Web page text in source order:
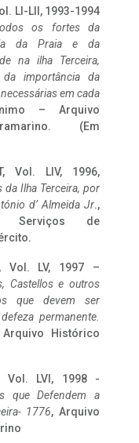
LI-LII, 1993-1994
os fortes da
da Praia e da
na ilha Terceira,
importância da
em cada
– Arquivo
(Em
Vol. LIV, 1996,
Ilha Terceira, por
d’ Almeida Jr.,
Serviços de
Vol. LV, 1997 –
Castellos e outros
que devem ser
permanente.
Histórico
Vol. LVI, 1998 -
que Defendem a
1776, Arquivo